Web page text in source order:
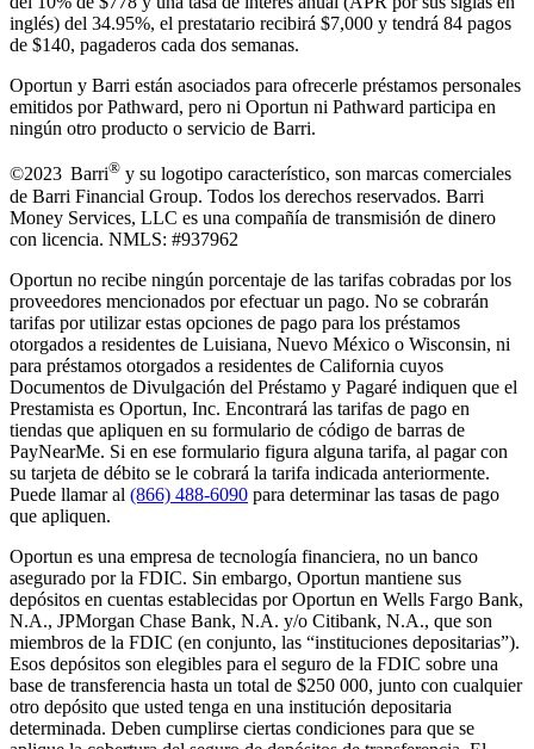
inglés) del 34.95%, el prestatario recibirá $7,000 y tendrá 84 pagos
de $140, pagaderos cada dos semanas.
Oportun y Barri están asociados para ofrecerle préstamos personales
emitidos por Pathward, pero ni Oportun ni Pathward participa en
ningún otro producto o servicio de Barri.
©2023 Barri® y su logotipo característico, son marcas comerciales
de Barri Financial Group. Todos los derechos reservados. Barri
Money Services, LLC es una compañía de transmisión de dinero
con licencia. NMLS: #937962
Oportun no recibe ningún porcentaje de las tarifas cobradas por los
proveedores mencionados por efectuar un pago. No se cobrarán
tarifas por utilizar estas opciones de pago para los préstamos
otorgados a residentes de Luisiana, Nuevo México o Wisconsin, ni
para préstamos otorgados a residentes de California cuyos
Documentos de Divulgación del Préstamo y Pagaré indiquen que el
Prestamista es Oportun, Inc. Encontrará las tarifas de pago en
tiendas que apliquen en su formulario de código de barras de
PayNearMe. Si en ese formulario figura alguna tarifa, al pagar con
su tarjeta de débito se le cobrará la tarifa indicada anteriormente.
Puede llamar al (866) 488-6090 para determinar las tasas de pago
que apliquen.
Oportun es una empresa de tecnología financiera, no un banco
asegurado por la FDIC. Sin embargo, Oportun mantiene sus
depósitos en cuentas establecidas por Oportun en Wells Fargo Bank,
N.A., JPMorgan Chase Bank, N.A. y/o Citibank, N.A., que son
miembros de la FDIC (en conjunto, las “instituciones depositarias”).
Esos depósitos son elegibles para el seguro de la FDIC sobre una
base de transferencia hasta un total de $250 000, junto con cualquier
otro depósito que usted tenga en una institución depositaria
determinada. Deben cumplirse ciertas condiciones para que se